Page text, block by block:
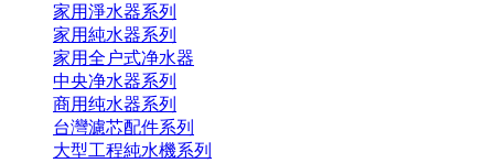
家用淨水器系列
家用純水器系列
家用全户式净水器
中央净水器系列
商用纯水器系列
台灣濾芯配件系列
大型工程純水機系列